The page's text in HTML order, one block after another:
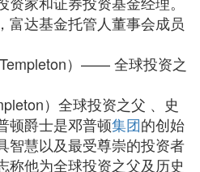
富达基金托管人董事会成员
）—— 全球投资之
）全球投资之父 、史
顿爵士是邓普顿集团的创始
智慧以及最受尊崇的投资者
称他为全球投资之父及历史